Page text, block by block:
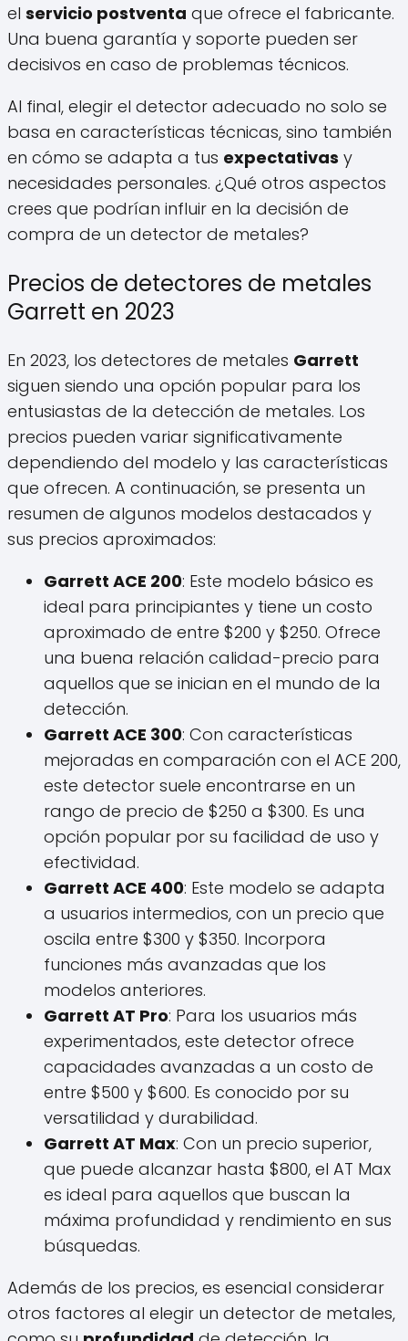
el servicio postventa que ofrece el fabricante.
Una buena garantía y soporte pueden ser
decisivos en caso de problemas técnicos.
Al final, elegir el detector adecuado no solo se
basa en características técnicas, sino también
en cómo se adapta a tus expectativas y
necesidades personales. ¿Qué otros aspectos
crees que podrían influir en la decisión de
compra de un detector de metales?
Precios de detectores de metales
Garrett en 2023
En 2023, los detectores de metales Garrett
siguen siendo una opción popular para los
entusiastas de la detección de metales. Los
precios pueden variar significativamente
dependiendo del modelo y las características
que ofrecen. A continuación, se presenta un
resumen de algunos modelos destacados y
sus precios aproximados:
Garrett ACE 200: Este modelo básico es
ideal para principiantes y tiene un costo
aproximado de entre $200 y $250. Ofrece
una buena relación calidad-precio para
aquellos que se inician en el mundo de la
detección.
Garrett ACE 300: Con características
mejoradas en comparación con el ACE 200,
este detector suele encontrarse en un
rango de precio de $250 a $300. Es una
opción popular por su facilidad de uso y
efectividad.
Garrett ACE 400: Este modelo se adapta
a usuarios intermedios, con un precio que
oscila entre $300 y $350. Incorpora
funciones más avanzadas que los
modelos anteriores.
Garrett AT Pro: Para los usuarios más
experimentados, este detector ofrece
capacidades avanzadas a un costo de
entre $500 y $600. Es conocido por su
versatilidad y durabilidad.
Garrett AT Max: Con un precio superior,
que puede alcanzar hasta $800, el AT Max
es ideal para aquellos que buscan la
máxima profundidad y rendimiento en sus
búsquedas.
Además de los precios, es esencial considerar
otros factores al elegir un detector de metales,